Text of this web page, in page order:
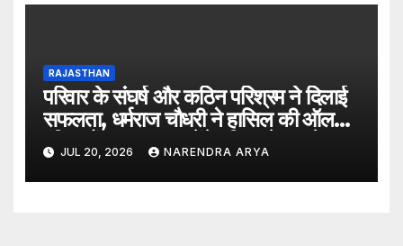
RAJASTHAN
परिवार के संघर्ष और कठिन परिश्रम ने दिलाई
सफलता, धर्मराज चौधरी ने हासिल की ऑल
इंडिया रैंक 6400, बनेंगे परिवार के पहले
डॉक्टर
JUL 20, 2026 NARENDRA ARYA